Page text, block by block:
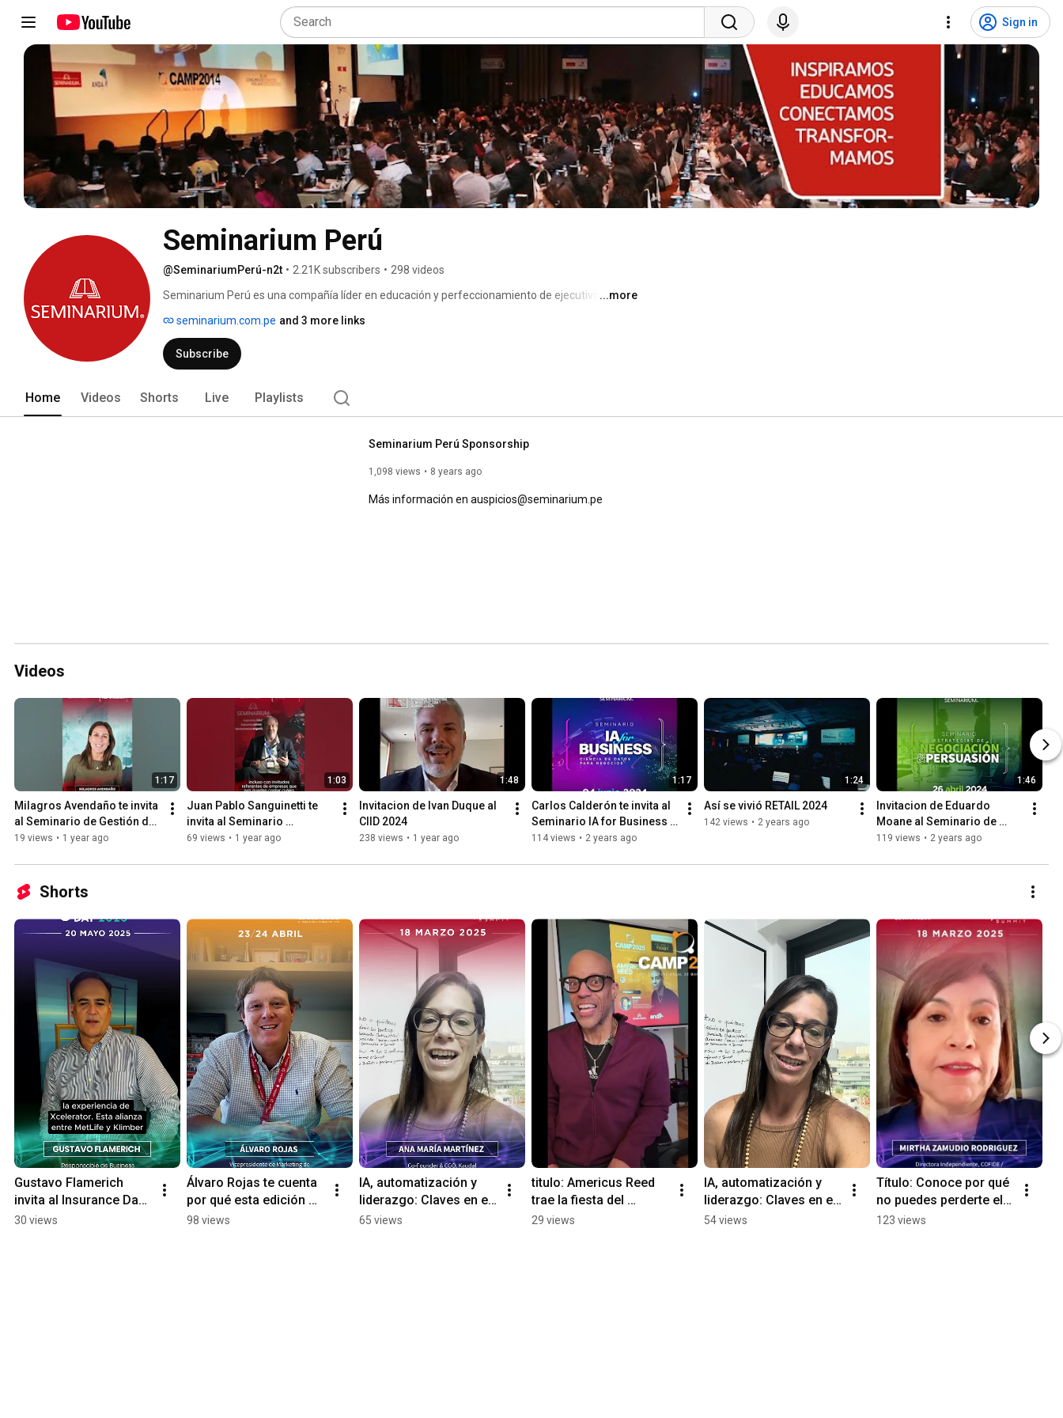
Sign in
Seminarium Perú
@SeminariumPerú-n2t • 2.21K subscribers • 298 videos
Seminarium Perú es una compañía líder en educación y perfeccionamiento de ejecutivos. ...more
seminarium.com.pe and 3 more links
Subscribe
Home Videos Shorts Live Playlists
Seminarium Perú Sponsorship
1,098 views 8 years ago
Más información en auspicios@seminarium.pe
Videos
1:17
Milagros Avendaño te invita
al Seminario de Gestión de
la Reputación
19 views • 1 year ago
1:03
Juan Pablo Sanguinetti te
invita al Seminario
Tendencias 2025 en RRHH
69 views • 1 year ago
1:48
Invitacion de Ivan Duque al
CIID 2024
238 views • 1 year ago
1:17
Carlos Calderón te invita al
Seminario IA for Business
este 4 de junio
114 views • 2 years ago
1:24
Así se vivió RETAIL 2024
142 views • 2 years ago
1:46
Invitacion de Eduardo
Moane al Seminario de
Negociación y Persuasión
119 views • 2 years ago
Shorts
Gustavo Flamerich
invita al Insurance Day
2025
30 views
Álvaro Rojas te cuenta
por qué esta edición
del CAMP 2025
98 views
IA, automatización y
liderazgo: Claves en el
Data & AI Summit 2025
65 views
titulo: Americus Reed
trae la fiesta del
marketing a CAMP
29 views
IA, automatización y
liderazgo: Claves en el
Data & AI Summit 2025
54 views
Título: Conoce por qué
no puedes perderte el
Data & AI Summit 2025
123 views